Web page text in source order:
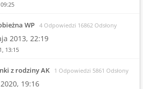
WP 4 Odpowiedzi 16862 Odsłony
2013, 22:19
13:15
z rodziny AK 1 Odpowiedzi 5861 Odsłony
19:16